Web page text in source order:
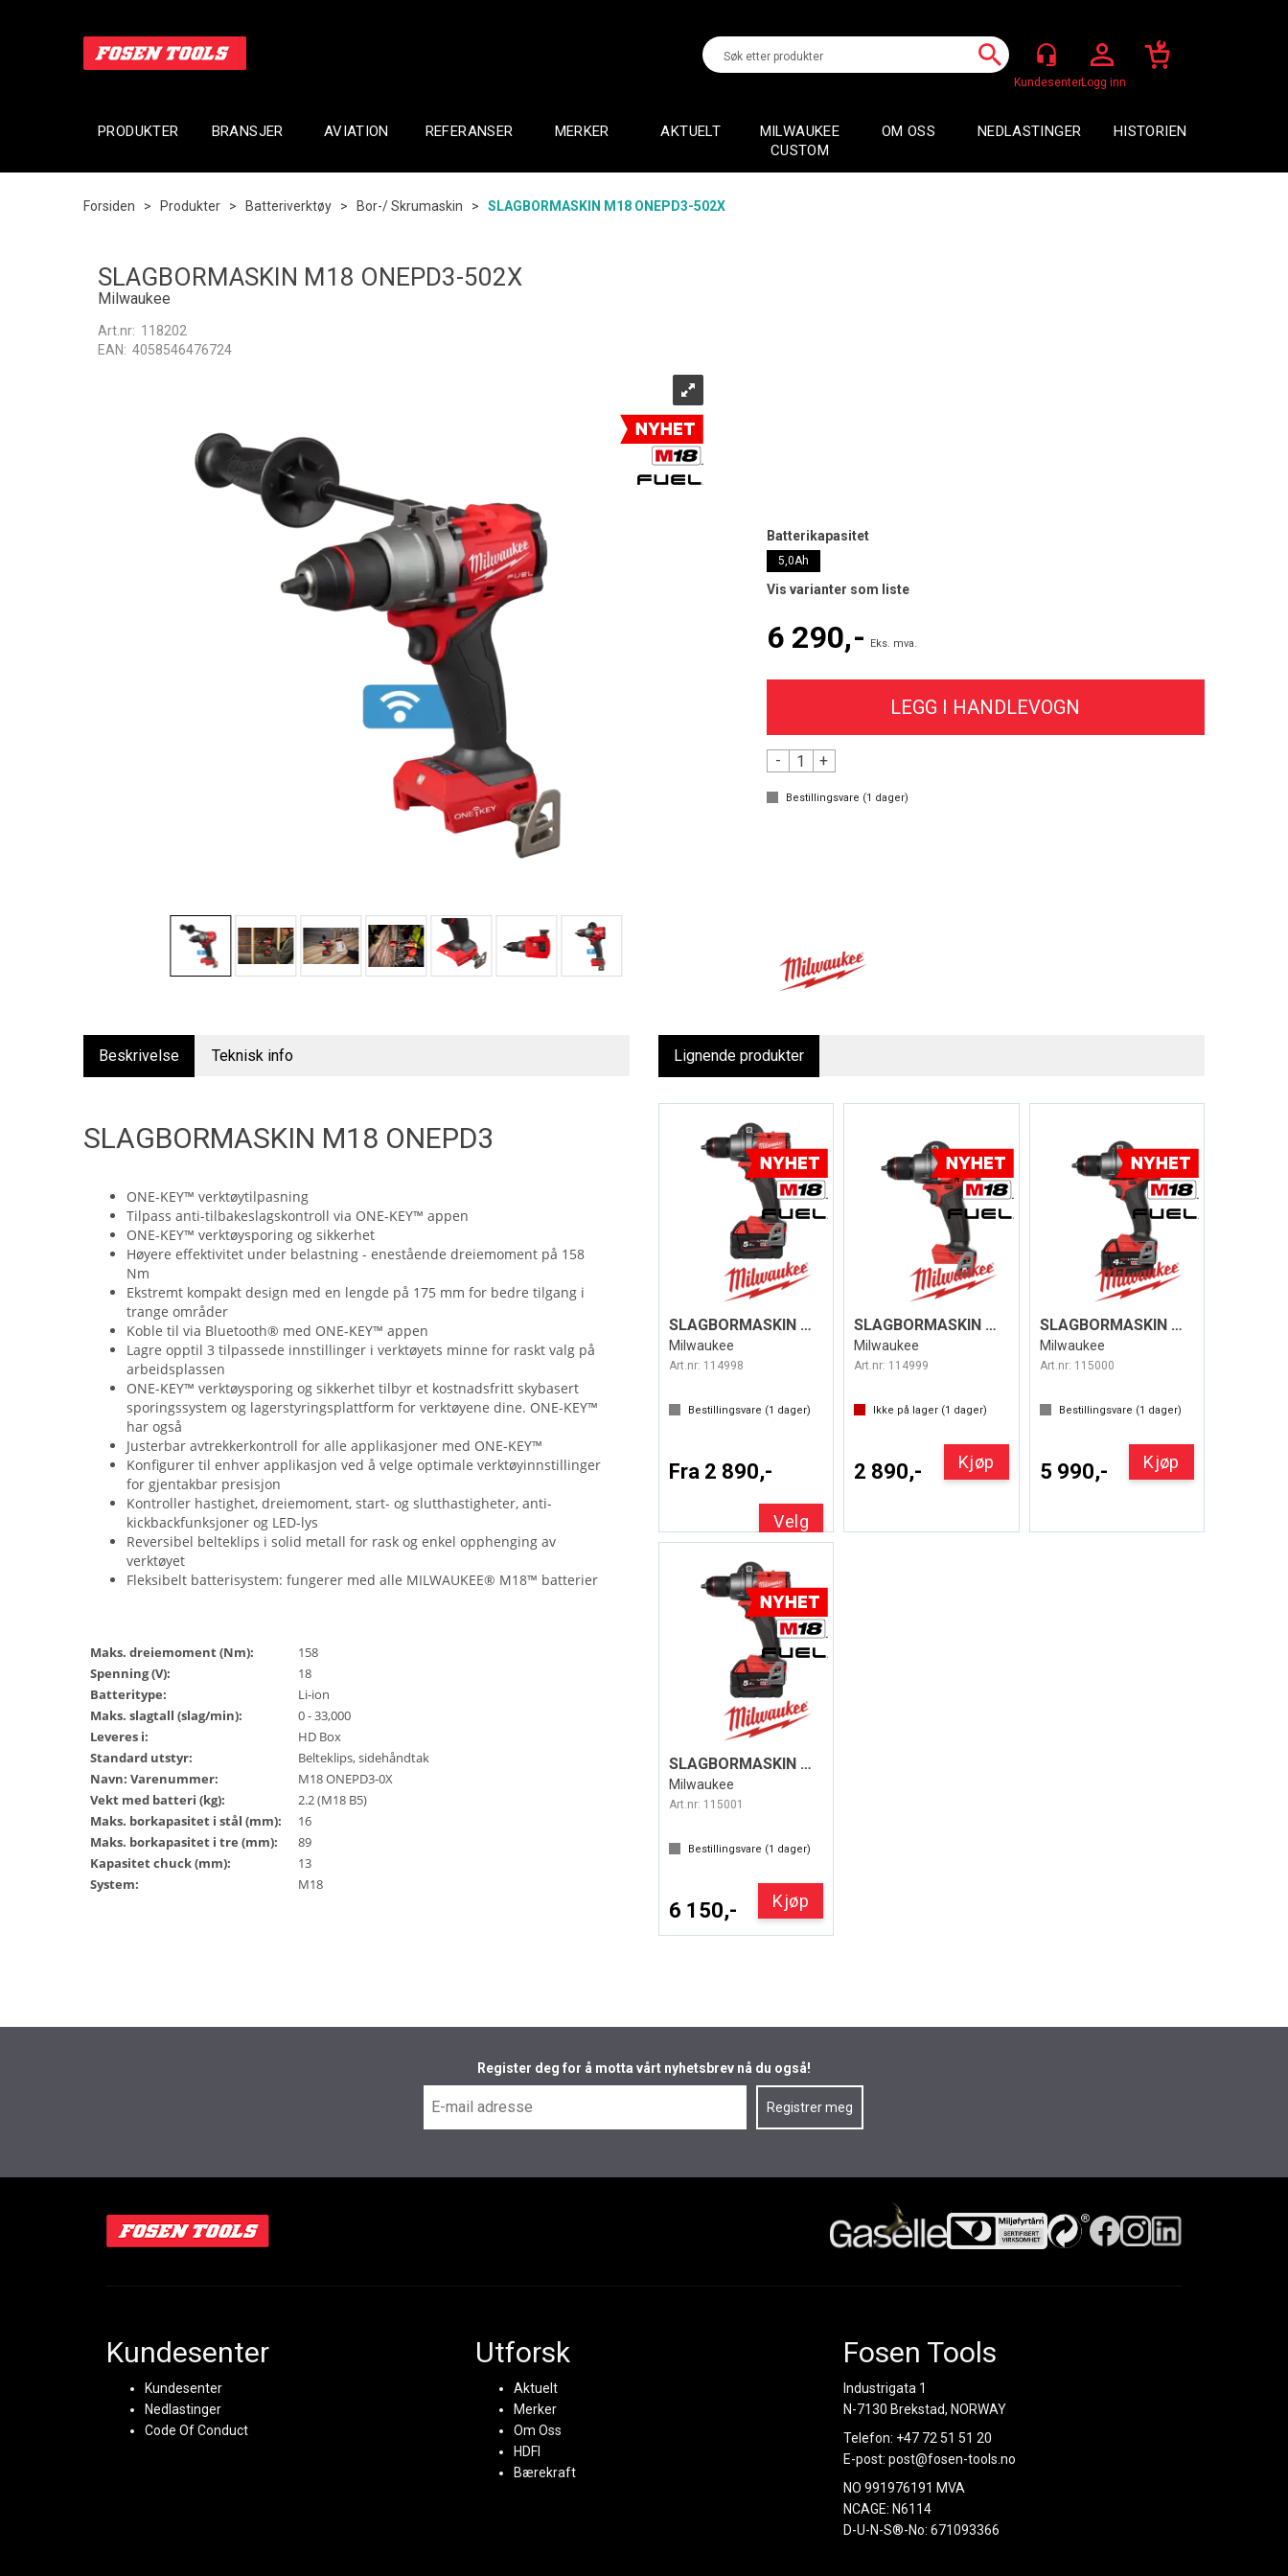
Logg inn
PRODUKTER BRANSJER AVIATION REFERANSER MERKER AKTUELT
MILWAUKEE
CUSTOM
OM OSS NEDLASTINGER HISTORIEN
Forsiden > Produkter > Batteriverktøy > Bor-/ Skrumaskin > SLAGBORMASKIN M18 ONEPD3-502X
SLAGBORMASKIN M18 ONEPD3-502X
Milwaukee
Art.nr: 118202
EAN: 4058546476724
Batterikapasitet
5,0Ah
Vis varianter som liste
6 290,- Eks. mva.
- +
Bestillingsvare (1 dager)
Beskrivelse Teknisk info
SLAGBORMASKIN M18 ONEPD3
ONE-KEY™ verktøytilpasning
Tilpass anti-tilbakeslagskontroll via ONE-KEY™ appen
ONE-KEY™ verktøysporing og sikkerhet
Høyere effektivitet under belastning - enestående dreiemoment på 158
Nm
Ekstremt kompakt design med en lengde på 175 mm for bedre tilgang i
trange områder
Koble til via Bluetooth® med ONE-KEY™ appen
Lagre opptil 3 tilpassede innstillinger i verktøyets minne for raskt valg på
arbeidsplassen
ONE-KEY™ verktøysporing og sikkerhet tilbyr et kostnadsfritt skybasert
sporingssystem og lagerstyringsplattform for verktøyene dine. ONE-KEY™
har også
Justerbar avtrekkerkontroll for alle applikasjoner med ONE-KEY™
Konfigurer til enhver applikasjon ved å velge optimale verktøyinnstillinger
for gjentakbar presisjon
Kontroller hastighet, dreiemoment, start- og slutthastigheter, anti-
kickbackfunksjoner og LED-lys
Reversibel belteklips i solid metall for rask og enkel opphenging av
verktøyet
Fleksibelt batterisystem: fungerer med alle MILWAUKEE® M18™ batterier
Maks. dreiemoment (Nm):
158
Spenning (V):
18
Batteritype:
Li-ion
Maks. slagtall (slag/min):
0 - 33,000
Leveres i:
HD Box
Standard utstyr:
Belteklips, sidehåndtak
Navn: Varenummer:
M18 ONEPD3-0X
Vekt med batteri (kg):
2.2 (M18 B5)
Maks. borkapasitet i stål (mm):
16
Maks. borkapasitet i tre (mm):
89
Kapasitet chuck (mm):
13
System:
M18
Lignende produkter
SLAGBORMASKIN M18 FPD3 FUEL™
Milwaukee
Art.nr: 114998
Bestillingsvare (1 dager)
Fra 2 890,-
Velg
SLAGBORMASKIN M18 FPD3-0X FUEL™
Milwaukee
Art.nr: 114999
Ikke på lager (1 dager)
2 890,- Kjøp
SLAGBORMASKIN M18 FPD3-402C FUEL™
Milwaukee
Art.nr: 115000
Bestillingsvare (1 dager)
5 990,- Kjøp
SLAGBORMASKIN M18 FPD3-502X FUEL™
Milwaukee
Art.nr: 115001
Bestillingsvare (1 dager)
6 150,- Kjøp
Register deg for å motta vårt nyhetsbrev nå du også!
Kundesenter
Kundesenter
Nedlastinger
Code Of Conduct
Utforsk
Aktuelt
Merker
Om Oss
HDFI
Bærekraft
Fosen Tools
Industrigata 1
N-7130 Brekstad, NORWAY
Telefon: +47 72 51 51 20
E-post:post@fosen-tools.no
NO 991976191 MVA
NCAGE: N6114
D-U-N-S®-No: 671093366